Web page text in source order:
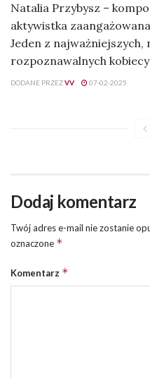
Natalia Przybysz –
aktywistka
Jeden z najważniejszych,
rozpoznawalnych
DODANE PRZEZVV 07-02-2025
Dodaj komentarz
Twój adres e-mail nie zostanie
oznaczone *
Komentarz *